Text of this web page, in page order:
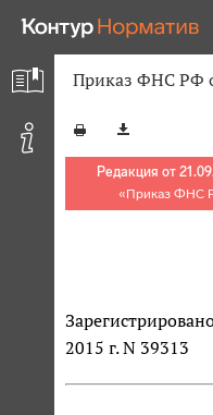
Приказ ФНС РФ
Редакция от
«Приказ ФНС
2015 г. N 39313